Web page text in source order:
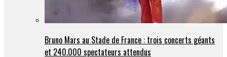
Bruno Mars au Stade de France : trois concerts géants
et 240.000 spectateurs attendus